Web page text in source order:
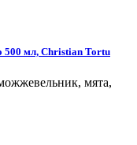
500 мл, Christian Tortu
мята,